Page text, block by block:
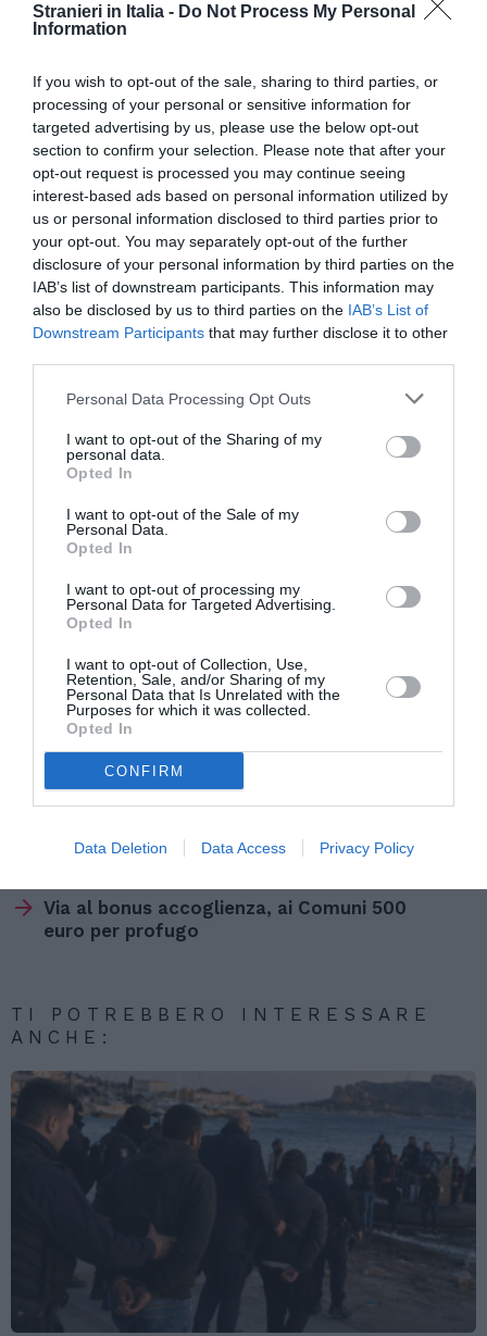
Stranieri in Italia - Do Not Process My Personal
Information
If you wish to opt-out of the sale, sharing to third parties, or
processing of your personal or sensitive information for
targeted advertising by us, please use the below opt-out
section to confirm your selection. Please note that after your
opt-out request is processed you may continue seeing
interest-based ads based on personal information utilized by
us or personal information disclosed to third parties prior to
your opt-out. You may separately opt-out of the further
disclosure of your personal information by third parties on the
IAB’s list of downstream participants. This information may
also be disclosed by us to third parties on the IAB’s List of
Downstream Participants that may further disclose it to other
Personal Data Processing Opt Outs
I want to opt-out of the Sharing of my
personal data.
Opted In
I want to opt-out of the Sale of my
Personal Data.
Opted In
I want to opt-out of processing my
Personal Data for Targeted Advertising.
Opted In
I want to opt-out of Collection, Use,
Retention, Sale, and/or Sharing of my
Personal Data that Is Unrelated with the
Purposes for which it was collected.
Opted In
CONFIRM
Data Deletion Data Access Privacy Policy
Chinyere, che ieri era presente all’udienza, con il
suo avvocato Letizai Astorri, ha rinunciato alla
costituzione come parte civile e quindi a ogni
risarcimento. Ha ottenuto però da Mancini
l’impegno a contribuire al rimpatrio della salma
della Fermana, che hanno organizzato una
colletta.
mesi per l’aggravante della discriminazione
l’aggravante dei futili motivi. Al fermano è stata
invece riconosciuta l’attenuante della
provocazione.
Italia nel 2017
Via al bonus accoglienza, ai Comuni 500
euro per profugo
TI POTREBBERO INTERESSARE
ANCHE: